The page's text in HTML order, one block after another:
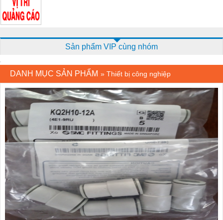
Sản phẩm VIP cùng nhóm
DANH MỤC SẢN PHẨM » Thiết bị công nghiệp